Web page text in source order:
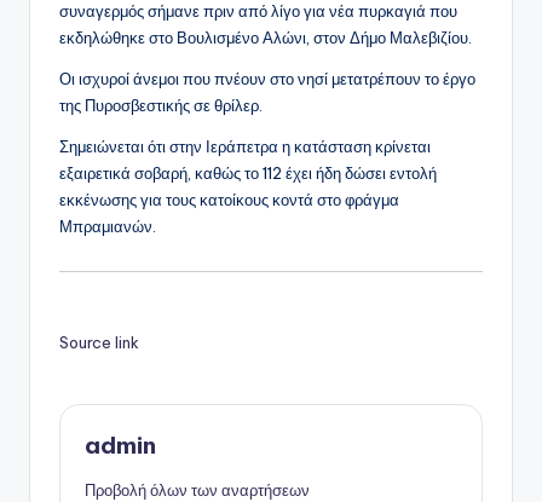
συναγερμός σήμανε πριν από λίγο για νέα πυρκαγιά που
εκδηλώθηκε στο Βουλισμένο Αλώνι, στον Δήμο Μαλεβιζίου.
Οι ισχυροί άνεμοι που πνέουν στο νησί μετατρέπουν το έργο
της Πυροσβεστικής σε θρίλερ.
Σημειώνεται ότι στην Ιεράπετρα η κατάσταση κρίνεται
εξαιρετικά σοβαρή, καθώς το 112 έχει ήδη δώσει εντολή
εκκένωσης για τους κατοίκους κοντά στο φράγμα
Μπραμιανών.
Source link
admin
Προβολή όλων των αναρτήσεων